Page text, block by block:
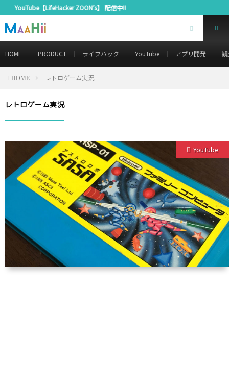
【LifeHacker ZOON’s】 配信中!!
HOME PRODUCT ライフハック YouTube アプリ開発
HOME レトロゲーム実況
レトロゲーム実況
YouTube